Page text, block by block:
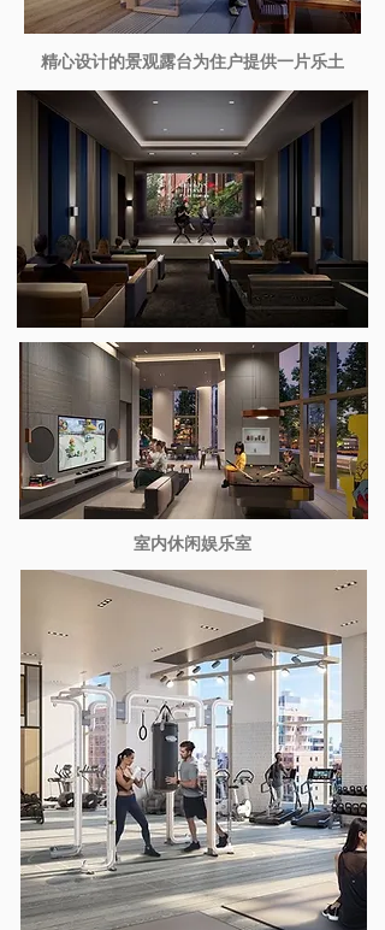
精心设计的景观露台为住户提供一片乐土
室内休闲娱乐室